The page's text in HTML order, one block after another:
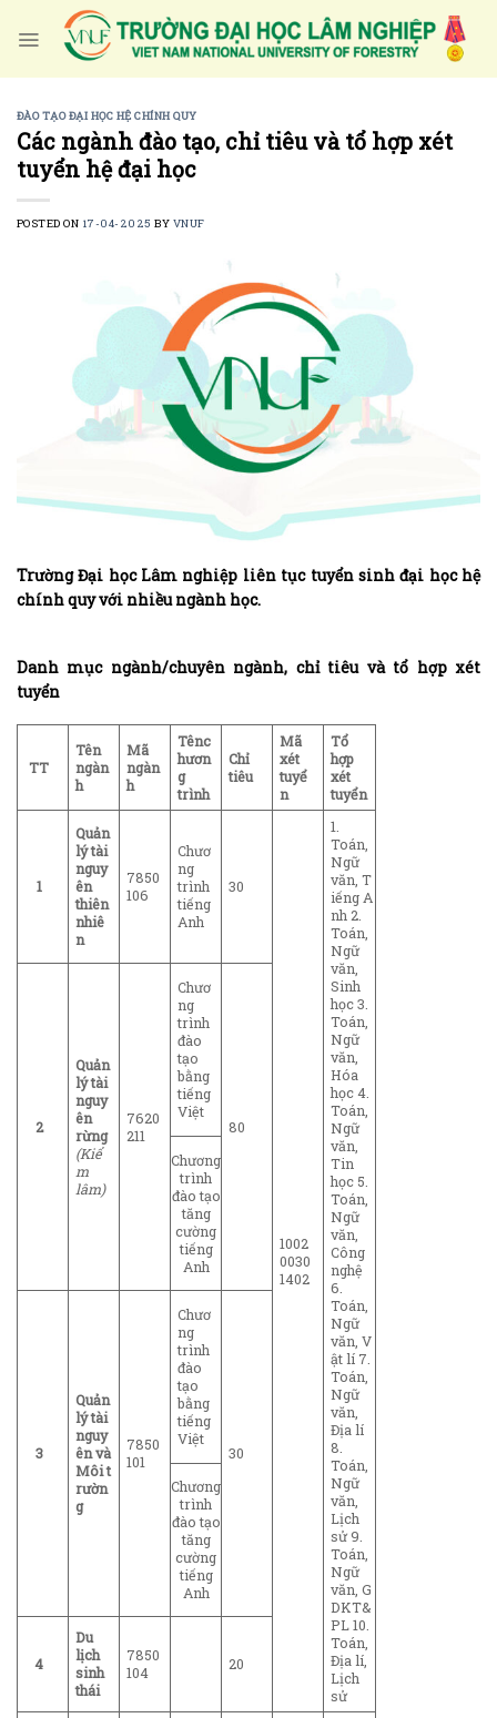
ĐÀO TẠO ĐẠI HỌC HỆ CHÍNH QUY
Các ngành đào tạo, chỉ tiêu và tổ hợp xét
tuyển hệ đại học
POSTED ON 17-04-2025 BY VNUF
Trường Đại học Lâm nghiệp liên tục tuyển sinh đại học hệ
chính quy với nhiều ngành học.
Danh mục ngành/chuyên ngành, chỉ tiêu và tổ hợp xét
tuyển
TT
Tên
ngàn
h
Mã
ngàn
h
Tênc
hươn
g
trình
Chỉ
tiêu
Mã
xét
tuyể
n
Tổ
hợp
xét
tuyển
1
Quản
lý tài
nguy
ên
thiên
nhiê
n
7850
106
Chươ
ng
trình
tiếng
Anh
30
1002
0030
1402
1.
Toán,
Ngữ
văn, T
iếng A
nh 2.
Toán,
Ngữ
văn,
Sinh
học 3.
Toán,
Ngữ
văn,
Hóa
học 4.
Toán,
Ngữ
văn,
Tin
học 5.
Toán,
Ngữ
văn,
Công
nghệ
6.
Toán,
Ngữ
văn, V
ật lí 7.
Toán,
Ngữ
văn,
Địa lí
8.
Toán,
Ngữ
văn,
Lịch
sử 9.
Toán,
Ngữ
văn, G
DKT&
PL 10.
Toán,
Địa lí,
Lịch
sử
2
Quản
lý tài
nguy
ên
rừng
(Kiể
m
lâm)
7620
211
Chươ
ng
trình
đào
tạo
bằng
tiếng
Việt
80
Chương
trình
đào tạo
tăng
cường
tiếng
Anh
3
Quản
lý tài
nguy
ên và
Môit
rườn
g
7850
101
Chươ
ng
trình
đào
tạo
bằng
tiếng
Việt
30
Chương
trình
đào tạo
tăng
cường
tiếng
Anh
4
Du
lịch
sinh
thái
7850
104
20